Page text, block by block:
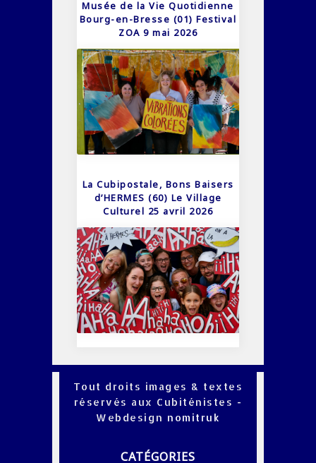
Musée de la Vie Quotidienne
Bourg-en-Bresse (01) Festival
ZOA 9 mai 2026
La Cubipostale, Bons Baisers
d’HERMES (60) Le Village
Culturel 25 avril 2026
Tout droits images & textes
réservés aux Cubiténistes -
Webdesign nomitruk
CATÉGORIES